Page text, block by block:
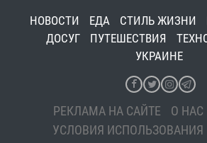
НОВОСТИ ЕДА СТИЛЬ ЖИЗНИ
ДОСУГ
ПУТЕШЕСТВИЯ
УКРАИНЕ
РЕКЛАМА НА САЙТЕ О НАС
УСЛОВИЯ ИСПОЛЬЗОВАНИЯ